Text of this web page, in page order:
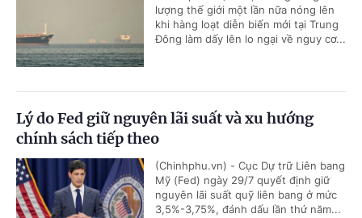
lượng thế giới một lần nữa nóng lên
khi hàng loạt diễn biến mới tại Trung
Đông làm dấy lên lo ngại về nguy cơ...
Lý do Fed giữ nguyên lãi suất và xu hướng
chính sách tiếp theo
(Chinhphu.vn) - Cục Dự trữ Liên bang
Mỹ (Fed) ngày 29/7 quyết định giữ
nguyên lãi suất quỹ liên bang ở mức
3,5%-3,75%, đánh dấu lần thứ năm...